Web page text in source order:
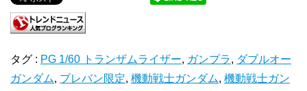
タグ : PG 1/60 トランザムライザー, ガンプラ, ダブルオー
ガンダム, プレバン限定, 機動戦士ガンダム, 機動戦士ガン